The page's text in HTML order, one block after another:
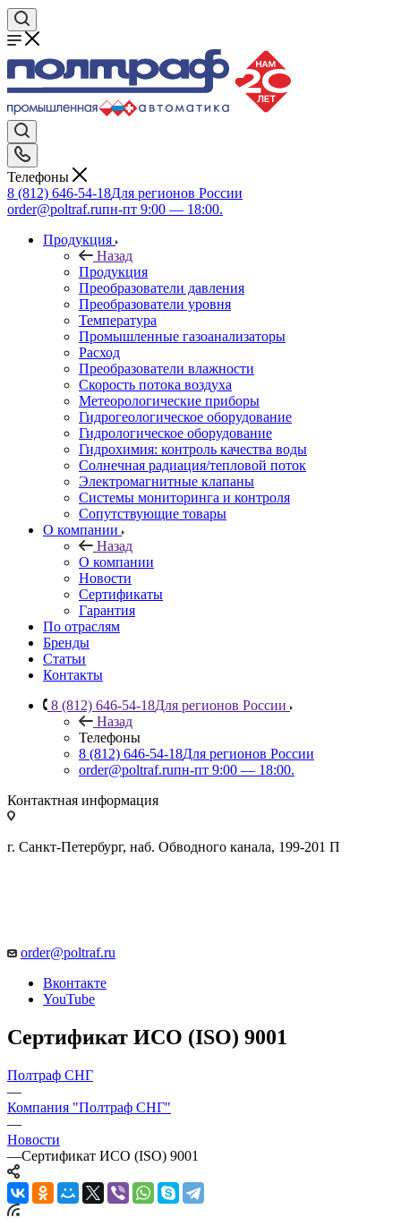
Телефоны
8 (812) 646-54-18Для регионов России
order@poltraf.ruпн-пт 9:00 — 18:00.
Продукция
Назад
Продукция
Преобразователи давления
Преобразователи уровня
Температура
Промышленные газоанализаторы
Расход
Преобразователи влажности
Скорость потока воздуха
Метеорологические приборы
Гидрогеологическое оборудование
Гидрологическое оборудование
Гидрохимия: контроль качества воды
Солнечная радиация/тепловой поток
Электромагнитные клапаны
Системы мониторинга и контроля
Сопутствующие товары
О компании
Назад
О компании
Новости
Сертификаты
Гарантия
По отраслям
Бренды
Статьи
Контакты
8 (812) 646-54-18Для регионов России
Назад
Телефоны
8 (812) 646-54-18Для регионов России
order@poltraf.ruпн-пт 9:00 — 18:00.
Контактная информация
г. Санкт-Петербург, наб. Обводного канала, 199-201 П
order@poltraf.ru
Вконтакте
YouTube
Сертификат ИСО (ISO) 9001
Полтраф СНГ
—
Компания "Полтраф СНГ"
—
Новости
—Сертификат ИСО (ISO) 9001